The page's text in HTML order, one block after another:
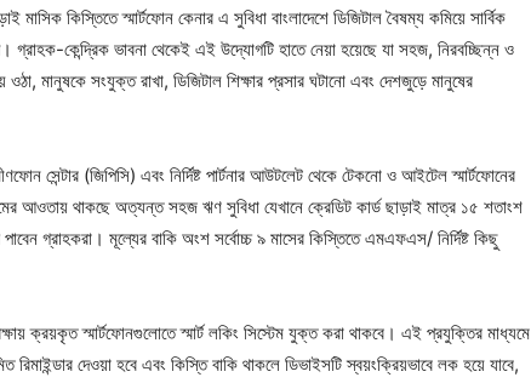
মাসিক কিস্তিতে স্মার্টফোন কেনার এ সুবিধা বাংলাদেশে ডিজিটাল বৈষম্য কমিয়ে সার্বিক
গ্রাহক-কেন্দ্রিক ভাবনা থেকেই এই উদ্যোগটি হাতে নেয়া হয়েছে যা সহজ, নিরবচ্ছিন্ন ও
মানুষকে সংযুক্ত রাখা, ডিজিটাল শিক্ষার প্রসার ঘটানো এবং দেশজুড়ে মানুষের
সেন্টার (জিপিসি) এবং নির্দিষ্ট পার্টনার আউটলেট থেকে টেকনো ও আইটেল স্মার্টফোনের
আওতায় থাকছে অত্যন্ত সহজ ঋণ সুবিধা যেখানে ক্রেডিট কার্ড ছাড়াই মাত্র ১৫ শতাংশ
গ্রাহকরা। মূল্যের বাকি অংশ সর্বোচ্চ ৯ মাসের কিস্তিতে এমএফএস/ নির্দিষ্ট কিছু
ক্রয়কৃত স্মার্টফোনগুলোতে স্মার্ট লকিং সিস্টেম যুক্ত করা থাকবে। এই প্রযুক্তির মাধ্যমে
রিমাইন্ডার দেওয়া হবে এবং কিস্তি বাকি থাকলে ডিভাইসটি স্বয়ংক্রিয়ভাবে লক হয়ে যাবে,